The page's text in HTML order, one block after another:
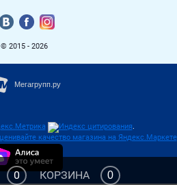
0 КОРЗИНА 0
© 2015 - 2026
.